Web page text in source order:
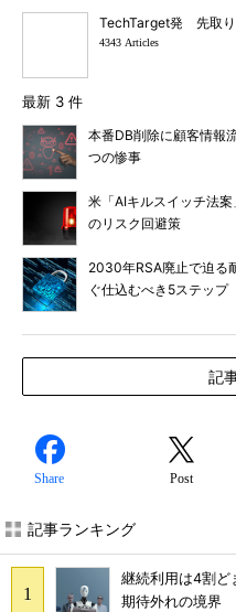
TechTarget発 先取り
4343 Articles
最新 3 件
本番DB削除に顧客情報
つの惨事
米「AIキルスイッチ法
のリスク回避策
2030年RSA廃止で迫
ぐ仕込むべき5ステップ
記
Share Post
記事ランキング
継続利用は4割
期待外れの境界